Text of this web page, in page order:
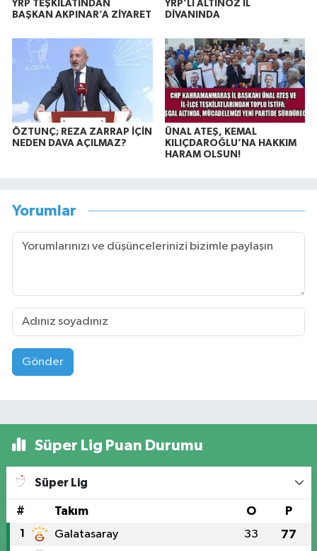
YRP TEŞKİLATINDAN
BAŞKAN AKPINAR’A ZİYARET
YRP’Lİ ALTINÖZ İL
DİVANINDA
ÖZTUNÇ; REZA ZARRAP İÇİN
NEDEN DAVA AÇILMAZ?
ÜNAL ATEŞ, KEMAL
KILIÇDAROĞLU’NA HAKKIM
HARAM OLSUN!
Yorumlar
Gönder
Süper Lig Puan Durumu
Süper Lig
# Takım O P
1 Galatasaray 33 77